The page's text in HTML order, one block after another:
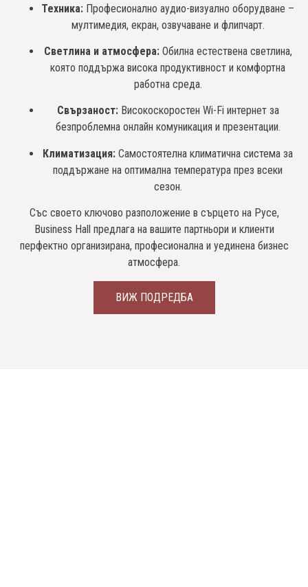
Техника: Професионално аудио-визуално оборудване –
мултимедия, екран, озвучаване и флипчарт.
Светлина и атмосфера:Обилна естествена светлина,
която поддържа висока продуктивност и комфортна
работна среда.
Свързаност:Високоскоростен Wi-Fi интернет за
безпроблемна онлайн комуникация и презентации.
Климатизация: Самостоятелна климатична система за
поддържане на оптимална температура през всеки
сезон.
Със своето ключово разположение в сърцето на Русе,
Business Hall предлага на вашите партньори и клиенти
перфектно организирана, професионална и уединена бизнес
атмосфера.
ВИЖ ПОДРЕДБА